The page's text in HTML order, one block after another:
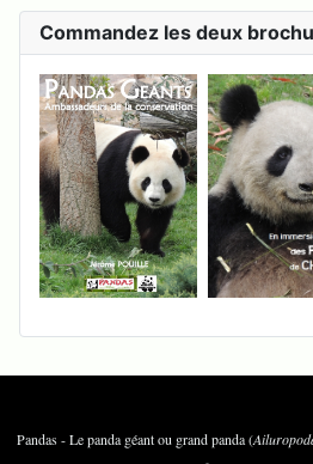
Commandez les deux
Pandas - Le panda géant ou grand panda (